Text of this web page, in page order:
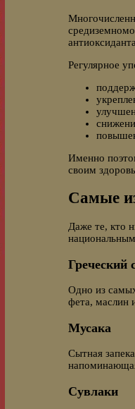
Регулярное
Именно
своим
Самые
Даже те, кто
Греческий
Одно из
фета, маслин
Мусака
Сытная
Сувлаки